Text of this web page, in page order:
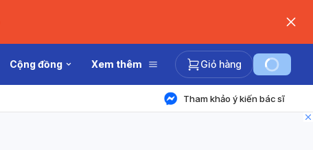
Cộng đồng Xem thêm Giỏ hàng
Tham khảo ý kiến bác sĩ